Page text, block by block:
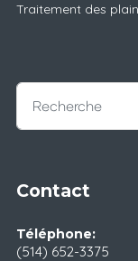
Traitement des
Contact
Téléphone:
(514) 652-3375